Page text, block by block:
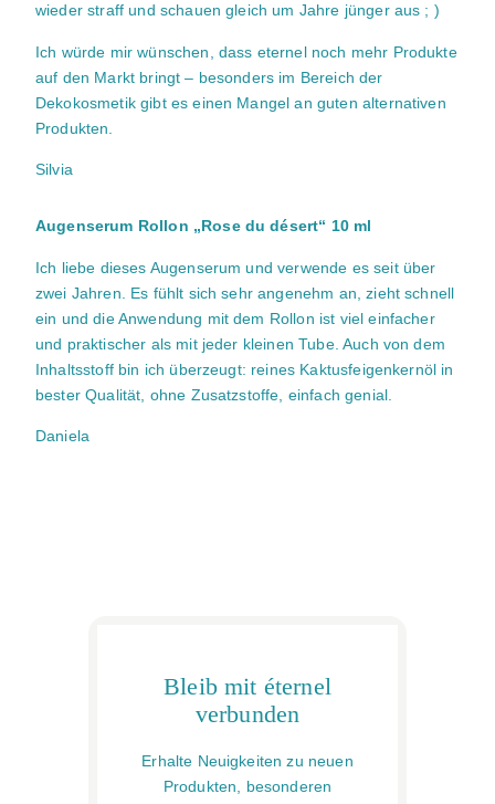
wieder straff und schauen gleich um Jahre jünger aus ; )
Ich würde mir wünschen, dass eternel noch mehr Produkte
auf den Markt bringt – besonders im Bereich der
Dekokosmetik gibt es einen Mangel an guten alternativen
Produkten.
Silvia
Augenserum Rollon „Rose du désert“ 10 ml
Ich liebe dieses Augenserum und verwende es seit über
zwei Jahren. Es fühlt sich sehr angenehm an, zieht schnell
ein und die Anwendung mit dem Rollon ist viel einfacher
und praktischer als mit jeder kleinen Tube. Auch von dem
Inhaltsstoff bin ich überzeugt: reines Kaktusfeigenkernöl in
bester Qualität, ohne Zusatzstoffe, einfach genial.
Daniela
Bleib mit éternel
verbunden
Erhalte Neuigkeiten zu neuen
Produkten, besonderen